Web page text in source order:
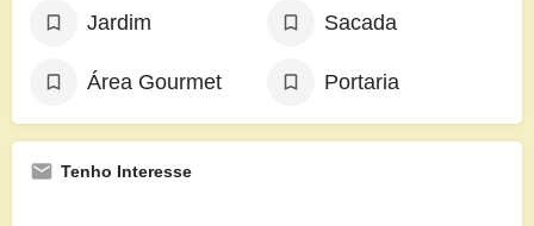
Jardim Sacada
Área Gourmet Portaria
Tenho Interesse